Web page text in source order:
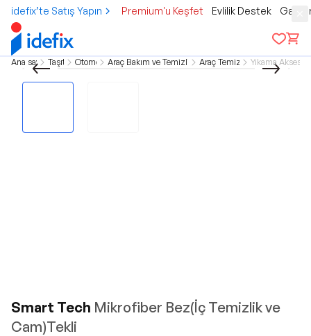
idefix’te Satış Yapın Premium'u Keşfet Evlilik Destek
Ana sayfa Taşıtlar OtomobilAraç Bakım ve Temizlik ÜrünleriAraç TemizlemeYıkama
Smart Tech Mikrofiber Bez(İç Temizlik ve
Cam)Tekli